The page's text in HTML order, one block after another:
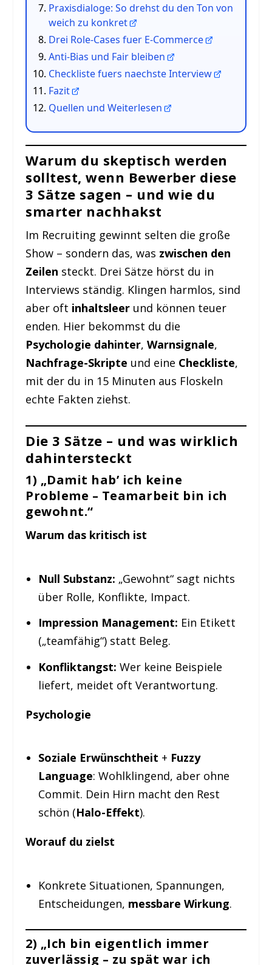
Praxisdialoge: So drehst du den Ton von
weich zu konkret
Drei Role-Cases fuer E-Commerce
Anti-Bias und Fair bleiben
Checkliste fuers naechste Interview
Fazit
Quellen und Weiterlesen
Warum du skeptisch werden
solltest, wenn Bewerber diese
3 Sätze sagen – und wie du
smarter nachhakst
Im Recruiting gewinnt selten die große
Show – sondern das, was zwischen den
Zeilen steckt. Drei Sätze hörst du in
Interviews ständig. Klingen harmlos, sind
aber oft inhaltsleer und können teuer
enden. Hier bekommst du die
Psychologie dahinter,Warnsignale,
Nachfrage-Skripte und eine Checkliste,
mit der du in 15 Minuten aus Floskeln
echte Fakten ziehst.
Die 3 Sätze – und was wirklich
dahintersteckt
1) „Damit hab’ ich keine
Probleme – Teamarbeit bin ich
gewohnt.“
Warum das kritisch ist
Null Substanz: „Gewohnt“ sagt nichts
über Rolle, Konflikte, Impact.
Impression Management: Ein Etikett
(„teamfähig“) statt Beleg.
Konfliktangst: Wer keine Beispiele
liefert, meidet oft Verantwortung.
Psychologie
Soziale Erwünschtheit + Fuzzy
Language: Wohlklingend, aber ohne
Commit. Dein Hirn macht den Rest
schön (Halo-Effekt).
Worauf du zielst
Konkrete Situationen, Spannungen,
Entscheidungen, messbare Wirkung.
2) „Ich bin eigentlich immer
zuverlässig – zu spät war ich